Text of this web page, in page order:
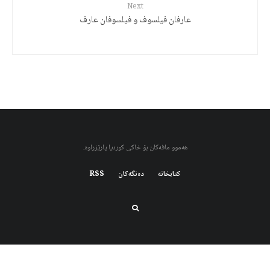
Next
عارفان فیلسوف و فیلسوفان عارف
هەموو مافەکان بۆ خاکی کوردیا پارێزراوە.
کتابخانه دەنگەکان RSS